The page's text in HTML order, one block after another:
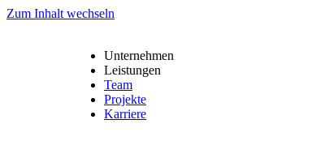
Zum Inhalt wechseln
Unternehmen
Leistungen
Team
Projekte
Karriere